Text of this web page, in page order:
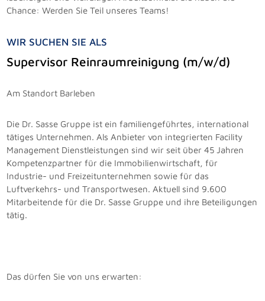
Chance: Werden Sie Teil unseres Teams!
WIR SUCHEN SIE ALS
Supervisor Reinraumreinigung (m/w/d)
Am Standort Barleben
Die Dr. Sasse Gruppe ist ein familiengeführtes, international
tätiges Unternehmen. Als Anbieter von integrierten Facility
Management Dienstleistungen sind wir seit über 45 Jahren
Kompetenzpartner für die Immobilienwirtschaft, für
Industrie- und Freizeitunternehmen sowie für das
Luftverkehrs- und Transportwesen. Aktuell sind 9.600
Mitarbeitende für die Dr. Sasse Gruppe und ihre Beteiligungen
tätig.
Das dürfen Sie von uns erwarten: